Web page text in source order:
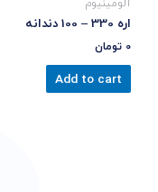
اره 330 – 100 دندانه
0 تومان
Add to cart